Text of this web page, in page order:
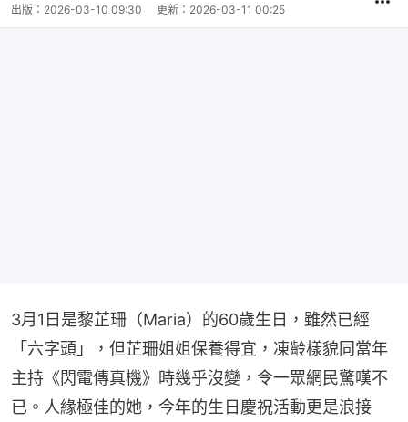
出版： 2026-03-10 09:30 更新： 2026-03-11 00:25
3月1日是黎芷珊（Maria）的60歲生日，雖然已經
「六字頭」，但芷珊姐姐保養得宜，凍齡樣貌同當年
主持《閃電傳真機》時幾乎沒變，令一眾網民驚嘆不
已。人緣極佳的她，今年的生日慶祝活動更是浪接